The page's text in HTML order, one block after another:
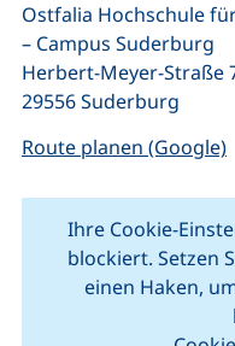
Ostfalia Hochschule
– Campus Suderburg
Herbert-Meyer-Straße
29556 Suderburg
Route planen (Google)
Ihre Cookie-
blockiert. Setzen
einen Haken,